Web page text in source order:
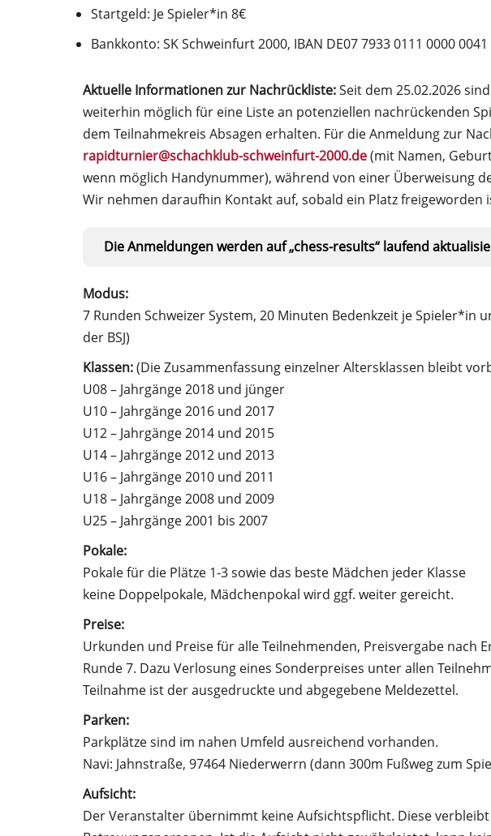
Startgeld: Je Spieler*in 8€
Bankkonto: SK Schweinfurt 2000, IBAN DE07 7933 0111 0000 0041
Aktuelle Informationen zur Nachrückliste:Seit dem 25.02.2026
weiterhin möglich für eine Liste an potenziellen nachrückenden
dem Teilnahmekreis Absagen erhalten. Für die Anmeldung zur
rapidturnier@schachklub-schweinfurt-2000.de(mit Namen,
wenn möglich Handynummer), während von einer Überweisung
Wir nehmen daraufhin Kontakt auf, sobald ein Platz freigeworden
Die Anmeldungen werden auf „chess-results“ laufend
Modus:
7 Runden Schweizer System, 20 Minuten Bedenkzeit je Spieler*in
der BSJ)
Klassen:(Die Zusammenfassung einzelner Altersklassen bleibt
U08 – Jahrgänge 2018 und jünger
U10 – Jahrgänge 2016 und 2017
U12 – Jahrgänge 2014 und 2015
U14 – Jahrgänge 2012 und 2013
U16 – Jahrgänge 2010 und 2011
U18 – Jahrgänge 2008 und 2009
U25 – Jahrgänge 2001 bis 2007
Pokale:
Pokale für die Plätze 1-3 sowie das beste Mädchen jeder Klasse
keine Doppelpokale, Mädchenpokal wird ggf. weiter gereicht.
Preise:
Urkunden und Preise für alle Teilnehmenden, Preisvergabe nach
Runde 7. Dazu Verlosung eines Sonderpreises unter allen
Teilnahme ist der ausgedruckte und abgegebene Meldezettel.
Parken:
Parkplätze sind im nahen Umfeld ausreichend vorhanden.
Navi: Jahnstraße, 97464 Niederwerrn (dann 300m Fußweg zum
Aufsicht:
Der Veranstalter übernimmt keine Aufsichtspflicht. Diese